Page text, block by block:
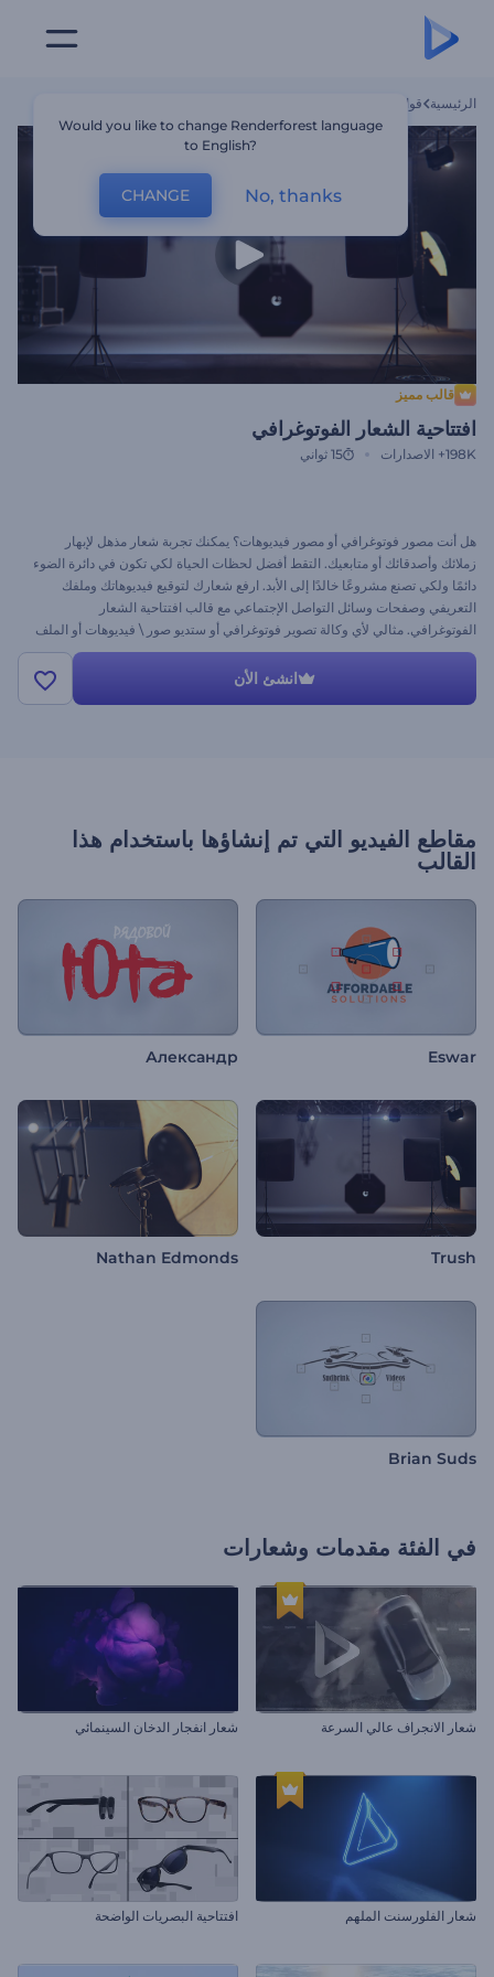
الرئيسية قوالب
قالب مميز
افتتاحية الشعار الفوتوغرافي
198K+ الاصدارات 15 ثواني
هل أنت مصور فوتوغرافي أو مصور فيديوهات؟ يمكنك تجربة شعار مذهل لإبهار
زملائك وأصدقائك أو متابعيك. التقط أفضل لحظات الحياة لكي تكون في دائرة الضوء
دائمًا ولكي تصنع مشروعًا خالدًا إلى الأبد. ارفع شعارك لتوقيع فيديوهاتك وملفك
التعريفي وصفحات وسائل التواصل الإجتماعي مع قالب افتتاحية الشعار
الفوتوغرافي. مثالي لأي وكالة تصوير فوتوغرافي أو ستديو صور \ فيديوهات أو الملف
الشخصي أو الفيديوهات الدعائية أو ترويج الأعمال التجارية أو أي افتتاحية تتطلب
تصميمًا مبتكرًا وكل ذلك مجانًا! استمتع!انشئ الأن
مقاطع الفيديو التي تم إنشاؤها باستخدام هذا
القالب
Eswar
Александр
Trush
Nathan Edmonds
Brian Suds
في الفئة مقدمات وشعارات
شعار الانجراف عالي السرعة شعار انفجار الدخان السينمائي
شعار الفلورسنت الملهم افتتاحية البصريات الواضحة
Would you like to change Renderforest language
to English?
CHANGE No, thanks